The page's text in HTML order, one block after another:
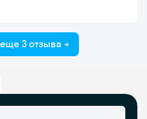
3 отзыва →